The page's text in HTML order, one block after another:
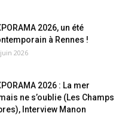
2026, un été
à Rennes !
2026
2026 : La mer
ne s’oublie (Les Champs
Interview Manon